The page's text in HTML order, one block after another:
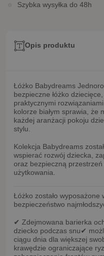
Szybka wysyłka do 48h
Opis produktu
Łóżko Babydreams
bezpieczne łóżko
praktycznymi
kolorze białym sprawia, że
każdej aranżacji pokoju
stylu.
Kolekcja Babydreams
wspierać rozwój dziecka,
oraz bezpieczną
użytkowania.
Łóżko zostało wyposażone
bezpieczeństwo
✔ Zdejmowana barierka
dziecko podczas snu✔
ciągu dnia dla większej
krawędzie ograniczające